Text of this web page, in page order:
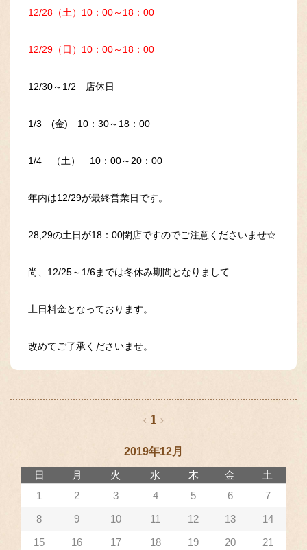
12/28（土）10：00～18：00
12/29（日）10：00～18：00
12/30～1/2 店休日
1/3 (金) 10：30～18：00
1/4 （土） 10：00～20：00
年内は12/29が最終営業日です。
28,29の土日が18：00閉店ですのでご注意くださいませ☆
尚、12/25～1/6までは冬休み期間となりまして
土日料金となっております。
改めてご了承くださいませ。
‹ 1 ›
2019年12月
日 月 火 水 木 金 土
1 2 3 4 5 6 7
8 9 10 11 12 13 14
15 16 17 18 19 20 21